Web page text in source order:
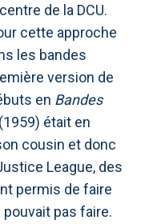
de la DCU.
cette approche
les bandes
version de
en Bandes
était en
cousin et donc
League, des
permis de faire
pas faire.